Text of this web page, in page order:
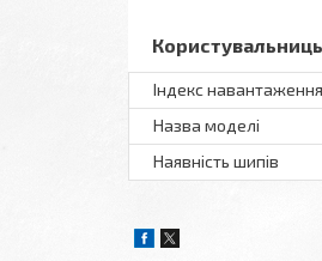
Індекс
Назва моделі
Наявність шипів